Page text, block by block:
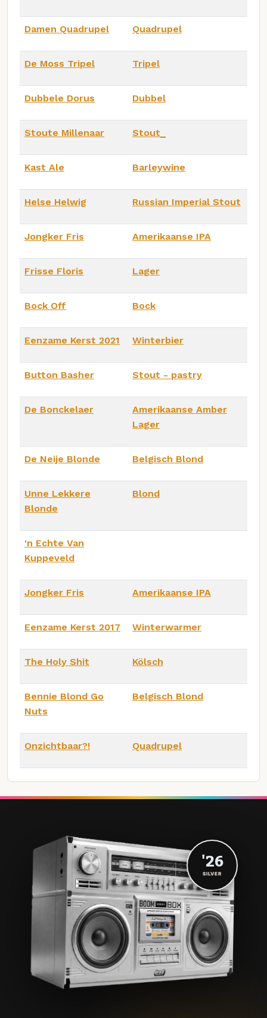
Damen Quadrupel Quadrupel
De Moss Tripel Tripel
Dubbele Dorus Dubbel
Stoute Millenaar Stout_
Kast Ale Barleywine
Helse Helwig Russian Imperial Stout
Jongker Fris Amerikaanse IPA
Frisse Floris Lager
Bock Off Bock
Eenzame Kerst 2021 Winterbier
Button Basher Stout - pastry
De Bonckelaer
Amerikaanse Amber
Lager
De Neije Blonde Belgisch Blond
Unne Lekkere
Blonde
Blond
'n Echte Van
Kuppeveld
Jongker Fris Amerikaanse IPA
Eenzame Kerst 2017 Winterwarmer
The Holy Shit Kölsch
Bennie Blond Go
Nuts
Belgisch Blond
Onzichtbaar?! Quadrupel
'26
SILVER